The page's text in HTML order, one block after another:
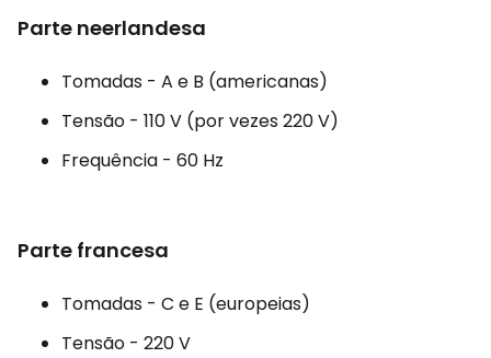
Parte neerlandesa
Tomadas - A e B (americanas)
Tensão - 110 V (por vezes 220 V)
Frequência - 60 Hz
Parte francesa
Tomadas - C e E (europeias)
Tensão - 220 V